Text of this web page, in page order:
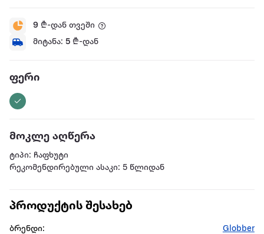
9 ₾-დან თვეში
მიტანა: 5 ₾-დან
ფერი
მოკლე აღწერა
ტიპი: ჩაფხუტი
რეკომენდირებული ასაკი: 5 წლიდან
პროდუქტის შესახებ
ბრენდი:
Globber